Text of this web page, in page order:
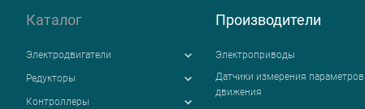
Каталог
Электродвигатели
Редукторы
Контроллеры
Производители
Электроприводы
Датчики измерения параметров
движения